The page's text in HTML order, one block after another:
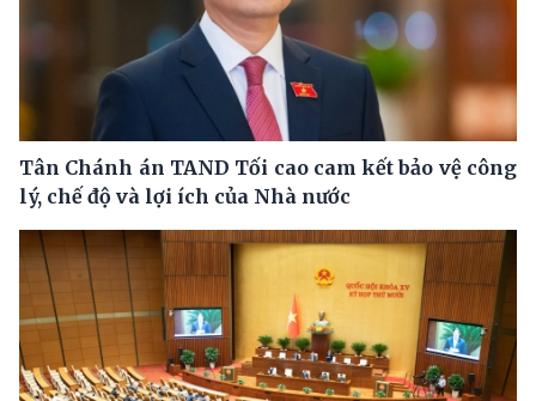
Tân Chánh án TAND Tối cao cam kết bảo vệ công
lý, chế độ và lợi ích của Nhà nước